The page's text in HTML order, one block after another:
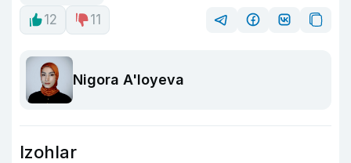
12
11
Nigora A'loyeva
Izohlar